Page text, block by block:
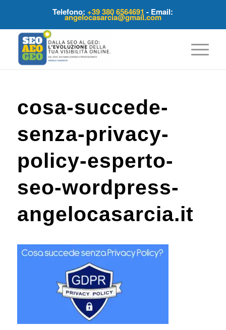
Telefono:+39 380 6564691 - Email:
angelocasarcia@gmail.com
cosa-succede-
senza-privacy-
policy-esperto-
seo-wordpress-
angelocasarcia.it